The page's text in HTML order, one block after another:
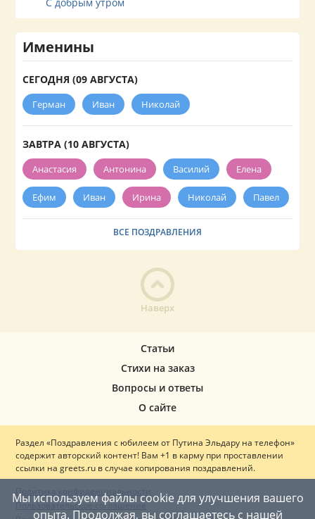
Именины
СЕГОДНЯ (09 АВГУСТА)
Герман Иван Николай
ЗАВТРА (10 АВГУСТА)
Анастасия Антонина Василий Елена
Ефим Иван Ирина Николай Павел
ВСЕ ПОЗДРАВЛЕНИЯ
Наверх
Мы используем файлы cookie для улучшения вашего
опыта. Продолжая, вы соглашаетесь с нашей
Статьи
Стихи на заказ
Вопросы и ответы
О сайте
Раздел «Поздравления с юбилеем от Путина Эльдару на телефон»
содержит авторский контент! Вам +1 в карму при проставлении
ссылки на greets.ru в случае копирования поздравлений.
Политика конфиденциальности
Пользовательское соглашение